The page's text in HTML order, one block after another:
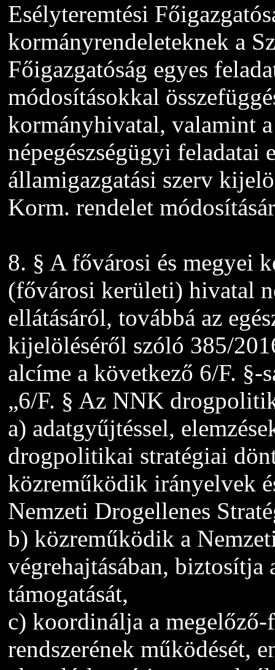
Esélyteremtési
kormányrendeleteknek a
Főigazgatóság egyes
módosításokkal
kormányhivatal, valamint
népegészségügyi feladatai
államigazgatási szerv
Korm. rendelet
8. § A fővárosi és megyei
(fővárosi kerületi) hivatal
ellátásáról, továbbá az
kijelöléséről szóló 385/
alcíme a következő 6/F. §-
„6/F. § Az NNK
a) adatgyűjtéssel,
drogpolitikai stratégiai
közreműködik irányelvek
Nemzeti Drogellenes
b) közreműködik a
végrehajtásában, biztosítja
támogatását,
c) koordinálja a
rendszerének működését,